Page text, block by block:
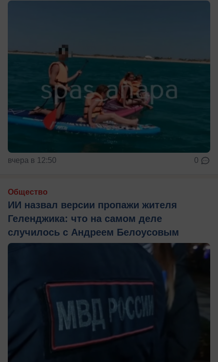
вчера в 12:50 0
Общество
ИИ назвал версии пропажи жителя
Геленджика: что на самом деле
случилось с Андреем Белоусовым